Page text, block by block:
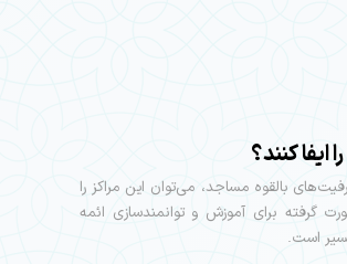
کنند؟
بالقوه مساجد، می‌توان این مراکز را
گرفته برای آموزش و توانمندسازی ائمه
است.